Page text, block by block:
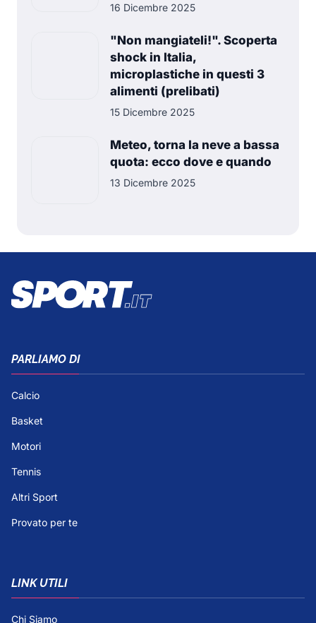
16 Dicembre 2025
"Non mangiateli!". Scoperta
shock in Italia,
microplastiche in questi 3
alimenti (prelibati)
15 Dicembre 2025
Meteo, torna la neve a bassa
quota: ecco dove e quando
13 Dicembre 2025
PARLIAMO DI
Calcio
Basket
Motori
Tennis
Altri Sport
Provato per te
LINK UTILI
Chi Siamo